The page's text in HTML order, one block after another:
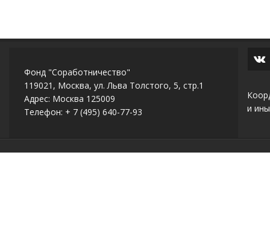
Фонд "Соработничество"
119021, Москва, ул. Льва Толстого, 5, стр.1
Адрес: Москва 125009
Телефон: + 7 (495) 640-77-93
и